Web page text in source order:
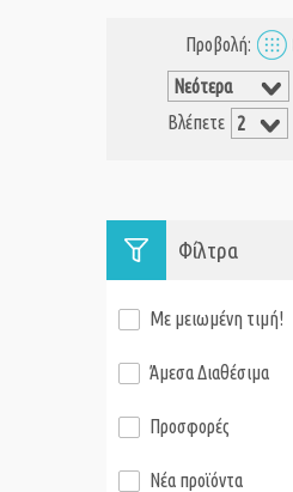
Προβολή:
Βλέπετε
Φίλτρα
Με μειωμένη τιμή!
Άμεσα Διαθέσιμα
Προσφορές
Νέα προϊόντα